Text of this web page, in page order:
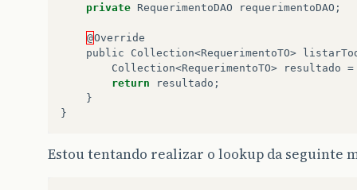
private RequerimentoDAO requerimentoDAO ;
@Override
public
Collection<RequerimentoTO>
Collection<RequerimentoTO> resultado =
return
resultado ;
}
}
Estou tentando realizar o lookup da seguinte